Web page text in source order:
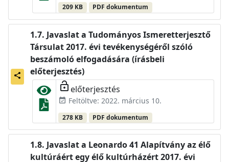
209 KB PDF dokumentum
share
Javaslat a Tudományos Ismeretterjesztő
Társulat 2017. évi tevékenységéről szóló
beszámoló elfogadására (írásbeli
előterjesztés)
lock_open előterjesztés
event_available Feltöltve: 2022. március 10.
278 KB PDF dokumentum
Javaslat a Leonardo 41 Alapítvány az élő
kultúráért egy élő kultúrházért 2017. évi